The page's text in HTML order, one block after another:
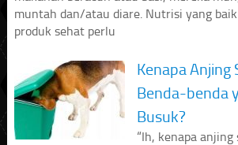
muntah dan/atau diare. Nutrisi yang
produk sehat perlu
Kenapa Anjing
Benda-benda
Busuk?
“Ih, kenapa